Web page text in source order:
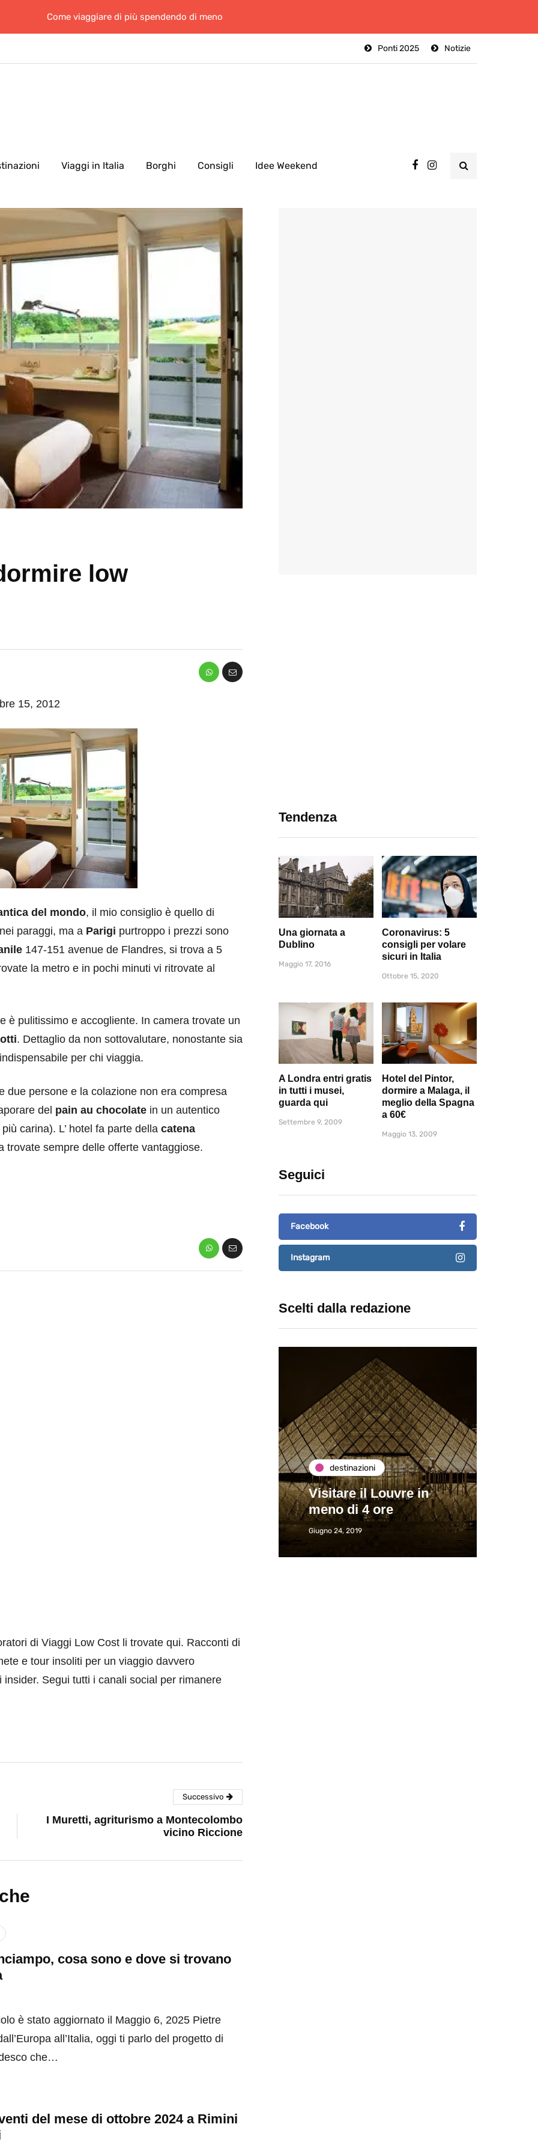
Come viaggiare di più spendendo di meno
Notizie
Ponti 2025
Viaggi in Italia Borghi Consigli Idee Weekend
low
15, 2012
del mondo, il mio consiglio è quello di
paraggi, ma a Parigi purtroppo i prezzi sono
147-151 avenue de Flandres, si trova a 5
la metro e in pochi minuti vi ritrovate al
è pulitissimo e accogliente. In camera trovate un
. Dettaglio da non sottovalutare, nonostante sia
per chi viaggia.
due persone e la colazione non era compresa
del pain au chocolate in un autentico
carina). L’ hotel fa parte della catena
trovate sempre delle offerte vantaggiose.
Tendenza
Una giornata a
Dublino
Maggio 17, 2016
Coronavirus: 5
consigli per volare
sicuri in Italia
Ottobre 15, 2020
A Londra entri gratis
in tutti i musei,
guarda qui
Settembre 9, 2009
Hotel del Pintor,
dormire a Malaga, il
meglio della Spagna
a 60€
Maggio 13, 2009
Seguici
Facebook
Instagram
Scelti dalla redazione
destinazioni
Visitare il Louvre in
meno di 4 ore
Giugno 24, 2019
di Viaggi Low Cost li trovate qui. Racconti di
e tour insoliti per un viaggio davvero
Segui tutti i canali social per rimanere
Successivo
I Muretti, agriturismo a Montecolombo
vicino Riccione
cosa sono e dove si trovano
è stato aggiornato il Maggio 6, 2025 Pietre
all’Italia, oggi ti parlo del progetto di
che…
del mese di ottobre 2024 a Rimini